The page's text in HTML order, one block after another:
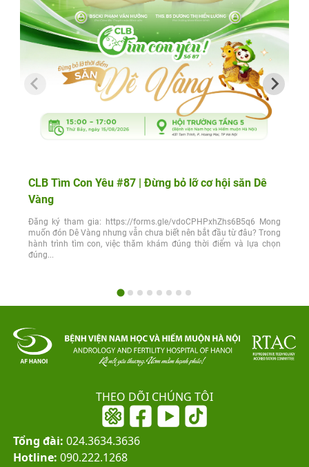
CLB Tìm Con Yêu #87 | Đừng bỏ lỡ cơ hội săn Dê
Vàng
Đăng ký tham gia: https://forms.gle/vdoCPHPxhZhs6B5q6 Mong
muốn đón Dê Vàng nhưng vẫn chưa biết nên bắt đầu từ đâu? Trong
hành trình tìm con, việc thăm khám đúng thời điểm và lựa chọn
đúng...
THEO DÕI CHÚNG TÔI
Tổng đài: 024.3634.3636
Hotline: 090.222.1268